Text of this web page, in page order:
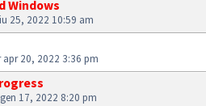
Windows
25, 2022 10:59 am
apr 20, 2022 3:36 pm
17, 2022 8:20 pm